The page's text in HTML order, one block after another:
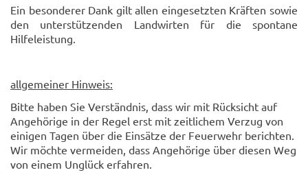
Ein besonderer Dank gilt allen eingesetzten Kräften sowie
den unterstützenden Landwirten für die spontane
Hilfeleistung.
allgemeiner Hinweis:
Bitte haben Sie Verständnis, dass wir mit Rücksicht auf
Angehörige in der Regel erst mit zeitlichem Verzug von
einigen Tagen über die Einsätze der Feuerwehr berichten.
Wir möchte vermeiden, dass Angehörige über diesen Weg
von einem Unglück erfahren.